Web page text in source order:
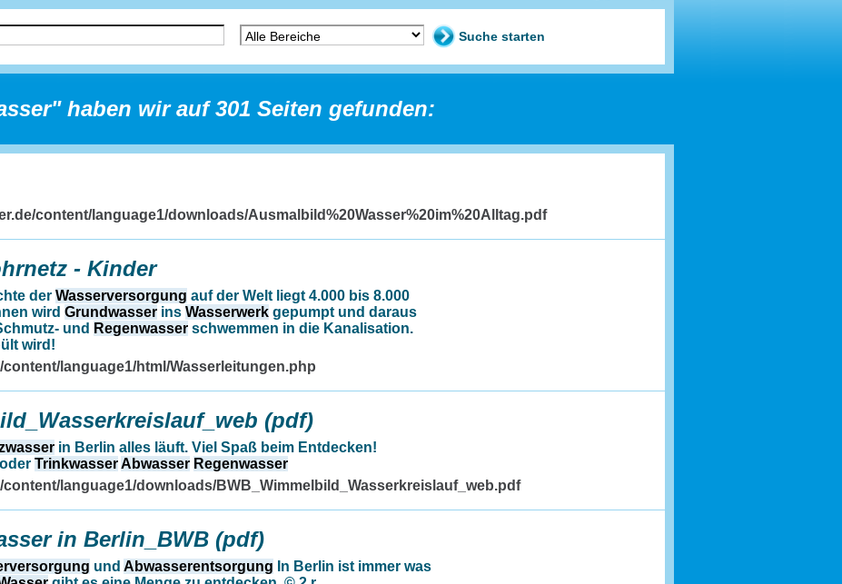
haben wir auf 301 Seiten gefunden:
content/language1/downloads/Ausmalbild%20Wasser%20im%20Alltag.pdf
- Kinder
der Wasserversorgung auf der Welt liegt 4.000 bis 8.000
wird Grundwasser ins Wasserwerk gepumpt und daraus
und Regenwasser schwemmen in die Kanalisation.
wird!
language1/html/Wasserleitungen.php
(pdf)
in Berlin alles läuft. Viel Spaß beim Entdecken!
TrinkwasserAbwasser Regenwasser
content/language1/downloads/BWB_Wimmelbild_Wasserkreislauf_web.pdf
in Berlin_BWB (pdf)
und Abwasserentsorgung In Berlin ist immer was